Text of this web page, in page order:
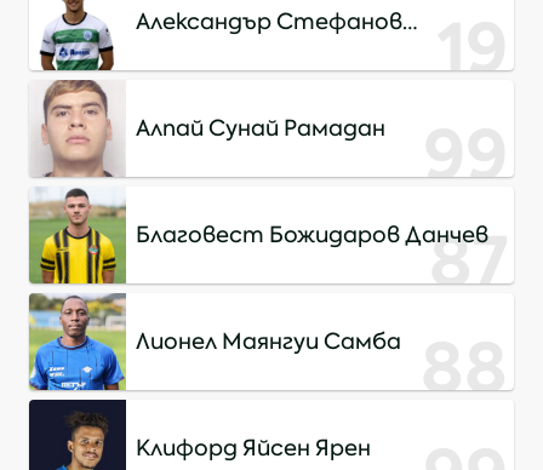
Александър Стефанов
19
Алпай Сунай Рамадан 99
Благовест Божидаров Данчев
87
Лионел Маянгуи Самба 88
Клифорд Яйсен Ярен